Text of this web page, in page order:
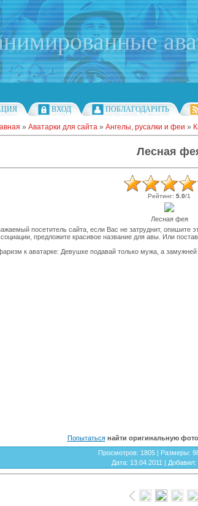
ВХОД ПОБЛАГОДАРИТЬ
» Аватарки для сайта » Ангелы, русалки и феи »
Лесная
Рейтинг: 5.0/1
Лесная фея
посетитель сайта, если Вас не затруднит, опишите
предложите красивое название для авы. Или
к аватарке: Девушке подавай только мужа, а замужней
Попытаться найти оригинальную
Просмотров: 1805 | Размеры:
Дата: 13.04.2011 | Добавил: